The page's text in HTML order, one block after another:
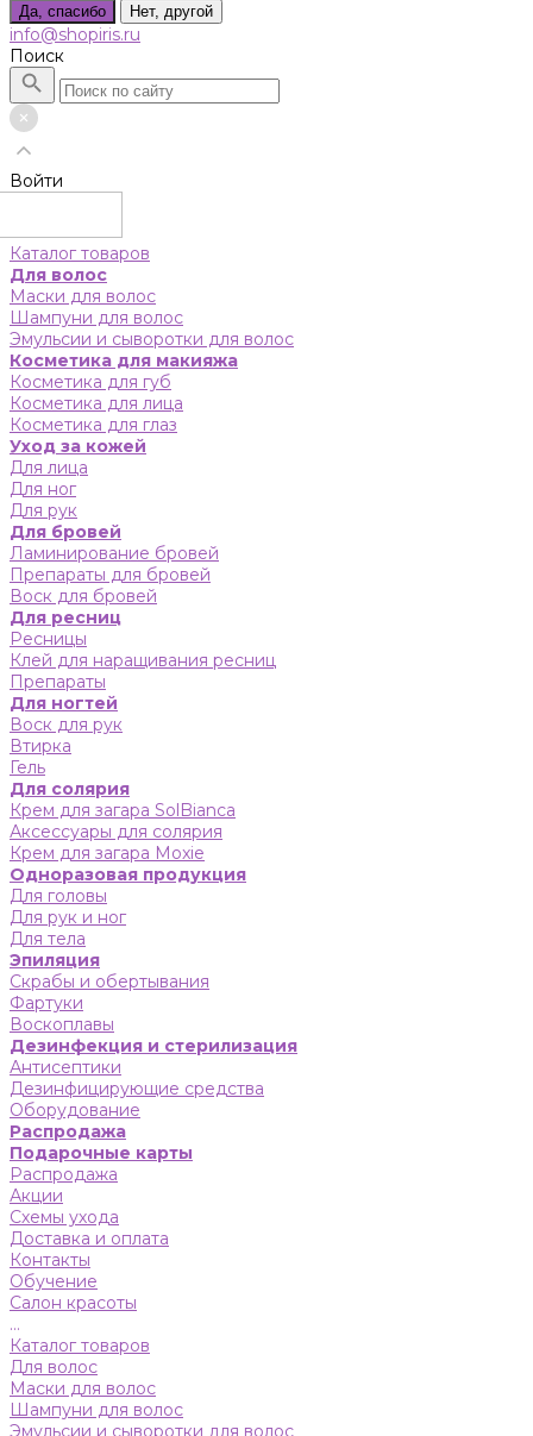
Да, спасибо Нет, другой
info@shopiris.ru
Поиск
Войти
Каталог товаров
Для волос
Маски для волос
Шампуни для волос
Эмульсии и сыворотки для волос
Косметика для макияжа
Косметика для губ
Косметика для лица
Косметика для глаз
Уход за кожей
Для лица
Для ног
Для рук
Для бровей
Ламинирование бровей
Препараты для бровей
Воск для бровей
Для ресниц
Ресницы
Клей для наращивания ресниц
Препараты
Для ногтей
Воск для рук
Втирка
Гель
Для солярия
Крем для загара SolBianca
Аксессуары для солярия
Крем для загара Moxie
Одноразовая продукция
Для головы
Для рук и ног
Для тела
Эпиляция
Скрабы и обертывания
Фартуки
Воскоплавы
Дезинфекция и стерилизация
Антисептики
Дезинфицирующие средства
Оборудование
Распродажа
Подарочные карты
Распродажа
Акции
Схемы ухода
Доставка и оплата
Контакты
Обучение
Салон красоты
...
Каталог товаров
Для волос
Маски для волос
Шампуни для волос
Эмульсии и сыворотки для волос